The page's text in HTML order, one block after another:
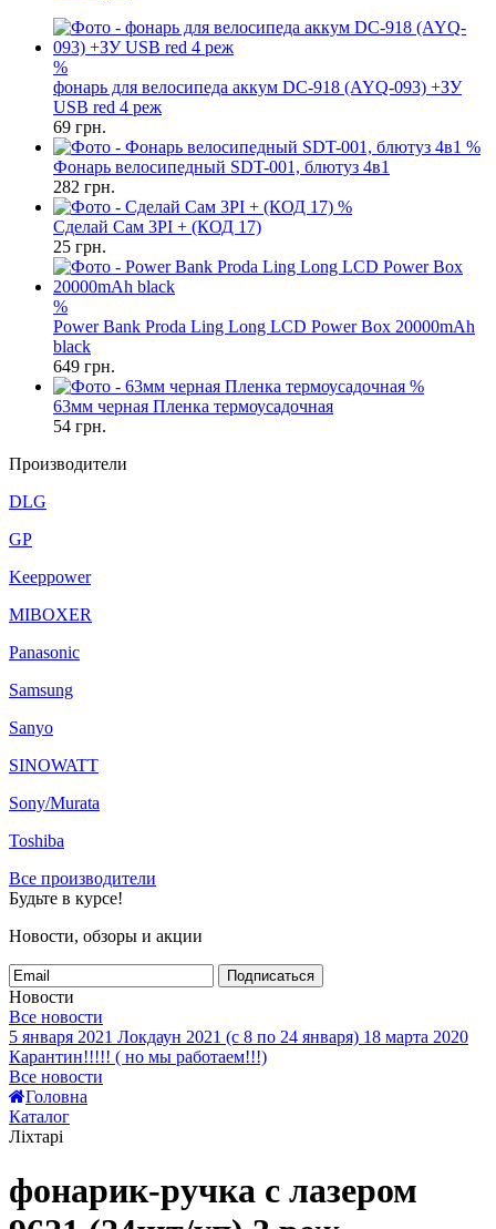
%
фонарь для велосипеда аккум DC-918 (AYQ-093) +ЗУ
USB red 4 реж
69 грн.
%
Фонарь велосипедный SDT-001, блютуз 4в1
282 грн.
%
Сделай Сам 3PI + (КОД 17)
25 грн.
%
Power Bank Proda Ling Long LCD Power Box 20000mAh
black
649 грн.
%
63мм черная Пленка термоусадочная
54 грн.
Производители
DLG
GP
Keeppower
MIBOXER
Panasonic
Samsung
Sanyo
SINOWATT
Sony/Murata
Toshiba
Все производители
Будьте в курсе!
Новости, обзоры и акции
Подписаться
Новости
Все новости
5 января 2021 Локдаун 2021 (с 8 по 24 января) 18 марта 2020
Карантин!!!!! ( но мы работаем!!!)
Все новости
Головна
Каталог
Ліхтарі
фонарик-ручка с лазером